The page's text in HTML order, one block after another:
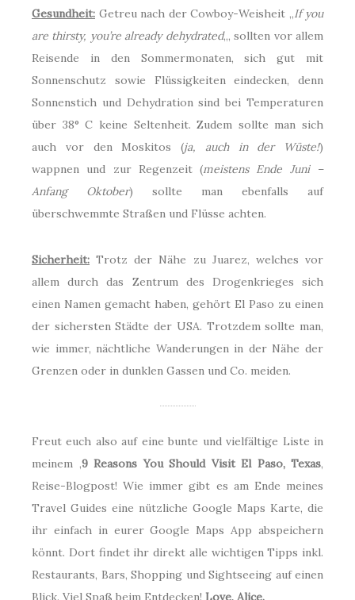
Gesundheit: Getreu nach der Cowboy-Weisheit „If you
are thirsty, you’re already dehydrated„, sollten vor allem
Reisende in den Sommermonaten, sich gut mit
Sonnenschutz sowie Flüssigkeiten eindecken, denn
Sonnenstich und Dehydration sind bei Temperaturen
über 38° C keine Seltenheit. Zudem sollte man sich
auch vor den Moskitos (ja, auch in der Wüste!)
wappnen und zur Regenzeit (meistens Ende Juni –
Anfang Oktober) sollte man ebenfalls auf
überschwemmte Straßen und Flüsse achten.
Sicherheit: Trotz der Nähe zu Juarez, welches vor
allem durch das Zentrum des Drogenkrieges sich
einen Namen gemacht haben, gehört El Paso zu einen
der sichersten Städte der USA. Trotzdem sollte man,
wie immer, nächtliche Wanderungen in der Nähe der
Grenzen oder in dunklen Gassen und Co. meiden.
Freut euch also auf eine bunte und vielfältige Liste in
meinem ‚9 Reasons You Should Visit El Paso, Texas‚
Reise-Blogpost! Wie immer gibt es am Ende meines
Travel Guides eine nützliche Google Maps Karte, die
ihr einfach in eurer Google Maps App abspeichern
könnt. Dort findet ihr direkt alle wichtigen Tipps inkl.
Restaurants, Bars, Shopping und Sightseeing auf einen
Blick. Viel Spaß beim Entdecken! Love, Alice.